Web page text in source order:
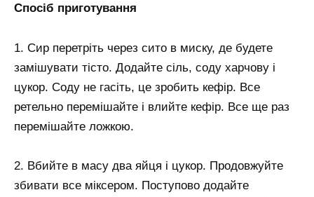
Спосіб приготування
1. Сир перетріть через сито в миску, де будете
замішувати тісто. Додайте сіль, соду харчову і
цукор. Соду не гасіть, це зробить кефір. Все
ретельно перемішайте і влийте кефір. Все ще раз
перемішайте ложкою.
2. Вбийте в масу два яйця і цукор. Продовжуйте
збивати все міксером. Поступово додайте